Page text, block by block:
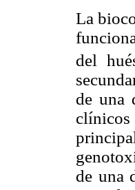
La
del
de una
de una